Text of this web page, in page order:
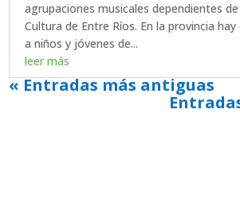
agrupaciones musicales dependientes
Cultura de Entre Ríos. En la provincia
a niños y jóvenes de...
leer más
« Entradas más antiguas